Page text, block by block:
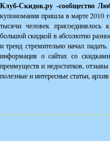
Клуб-Скидок.ру -сообщество
купономания пришла в марте 2010
тысячи человек
большой скидкой в абсолютно
и тренд стремительно начал
информация о сайтах со
преимуществ и недостатков,
полезные и интересные статьи,